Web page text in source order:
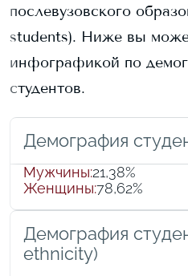
послевузовского
students). Ниже вы
инфографикой по
студентов.
Демография
Мужчины:21,38%
Женщины:78,62%
Демография
ethnicity)